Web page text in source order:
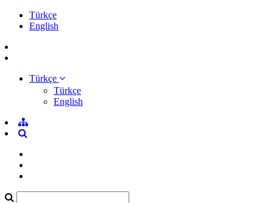
Türkçe
English
Türkçe
Türkçe
English